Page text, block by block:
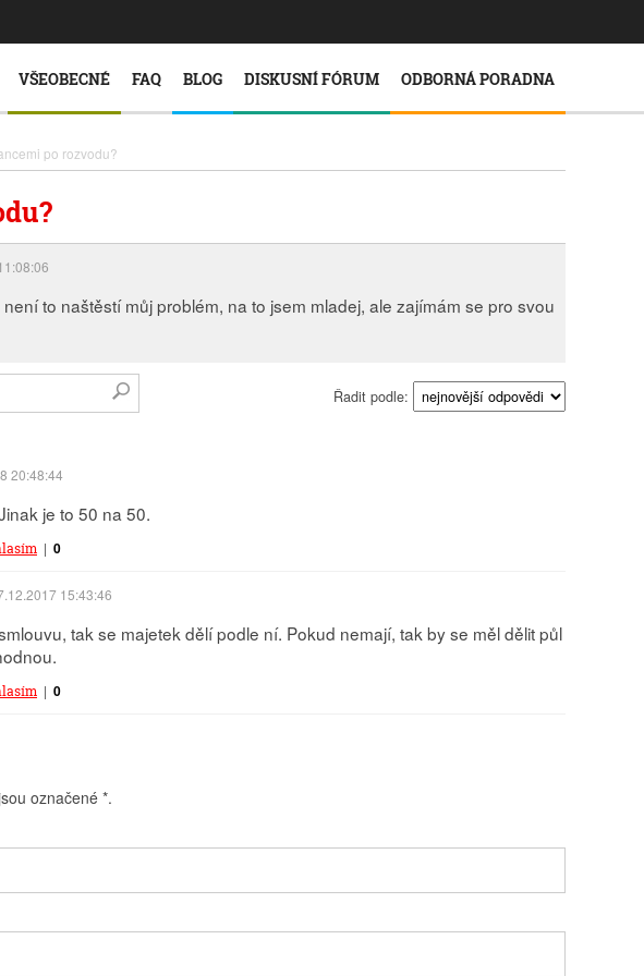
VŠEOBECNÉ FAQ BLOG DISKUSNÍ FÓRUM ODBORNÁ PORADNA
po rozvodu?
to naštěstí můj problém, na to jsem mladej, ale zajímám se pro svou
Řadit podle:
20:48:44
je to 50 na 50.
| 0
15:43:46
tak se majetek dělí podle ní. Pokud nemají, tak by se měl dělit půl
| 0
označené *.